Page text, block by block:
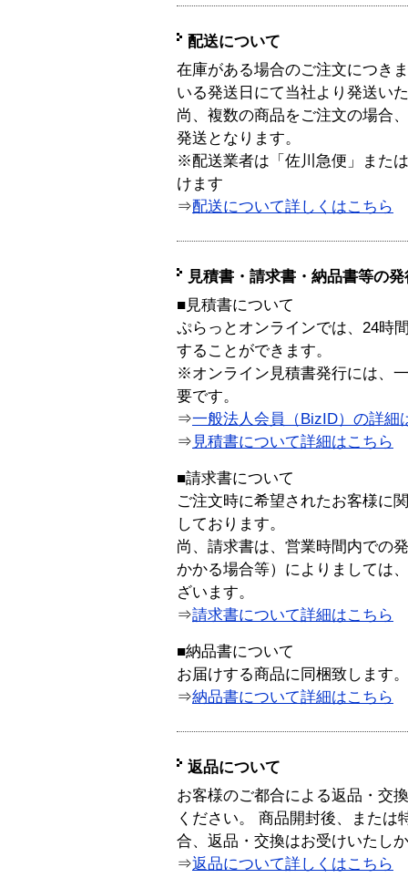
配送について
在庫がある場合のご注文につき
いる発送日にて当社より発送い
尚、複数の商品をご注文の場合
発送となります。
※配送業者は「佐川急便」また
けます
⇒配送について詳しくはこちら
見積書・請求書・納品書等の
■見積書について
ぷらっとオンラインでは、24時
することができます。
※オンライン見積書発行には、
要です。
⇒一般法人会員（BizID）の詳細
⇒ 見積書について詳細はこちら
■請求書について
ご注文時に希望されたお客様に
しております。
尚、請求書は、営業時間内での
かかる場合等）によりましては
ざいます。
⇒請求書について詳細はこちら
■納品書について
お届けする商品に同梱致します。
⇒納品書について詳細はこちら
返品について
お客様のご都合による返品・交
ください。 商品開封後、または
合、返品・交換はお受けいたし
⇒返品について詳しくはこちら